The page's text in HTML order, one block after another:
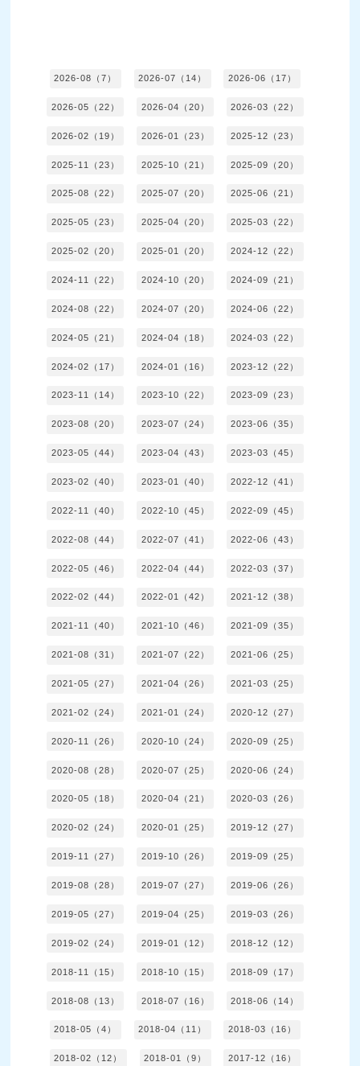
2026-08（7） 2026-07（14） 2026-06（17）
2026-05（22） 2026-04（20） 2026-03（22）
2026-02（19） 2026-01（23） 2025-12（23）
2025-11（23） 2025-10（21） 2025-09（20）
2025-08（22） 2025-07（20） 2025-06（21）
2025-05（23） 2025-04（20） 2025-03（22）
2025-02（20） 2025-01（20） 2024-12（22）
2024-11（22） 2024-10（20） 2024-09（21）
2024-08（22） 2024-07（20） 2024-06（22）
2024-05（21） 2024-04（18） 2024-03（22）
2024-02（17） 2024-01（16） 2023-12（22）
2023-11（14） 2023-10（22） 2023-09（23）
2023-08（20） 2023-07（24） 2023-06（35）
2023-05（44） 2023-04（43） 2023-03（45）
2023-02（40） 2023-01（40） 2022-12（41）
2022-11（40） 2022-10（45） 2022-09（45）
2022-08（44） 2022-07（41） 2022-06（43）
2022-05（46） 2022-04（44） 2022-03（37）
2022-02（44） 2022-01（42） 2021-12（38）
2021-11（40） 2021-10（46） 2021-09（35）
2021-08（31） 2021-07（22） 2021-06（25）
2021-05（27） 2021-04（26） 2021-03（25）
2021-02（24） 2021-01（24） 2020-12（27）
2020-11（26） 2020-10（24） 2020-09（25）
2020-08（28） 2020-07（25） 2020-06（24）
2020-05（18） 2020-04（21） 2020-03（26）
2020-02（24） 2020-01（25） 2019-12（27）
2019-11（27） 2019-10（26） 2019-09（25）
2019-08（28） 2019-07（27） 2019-06（26）
2019-05（27） 2019-04（25） 2019-03（26）
2019-02（24） 2019-01（12） 2018-12（12）
2018-11（15） 2018-10（15） 2018-09（17）
2018-08（13） 2018-07（16） 2018-06（14）
2018-05（4） 2018-04（11） 2018-03（16）
2018-02（12） 2018-01（9） 2017-12（16）